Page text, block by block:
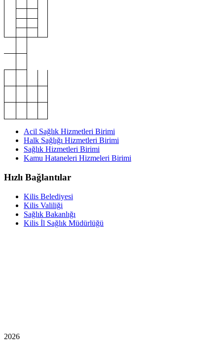
Acil Sağlık Hizmetleri Birimi
Halk Sağlığı Hizmetleri Birimi
Sağlık Hizmetleri Birimi
Kamu Hataneleri Hizmeleri Birimi
Hızlı Bağlantılar
Kilis Belediyesi
Kilis Valiliği
Sağlık Bakanlığı
Kilis İl Sağlık Müdürlüğü
2026